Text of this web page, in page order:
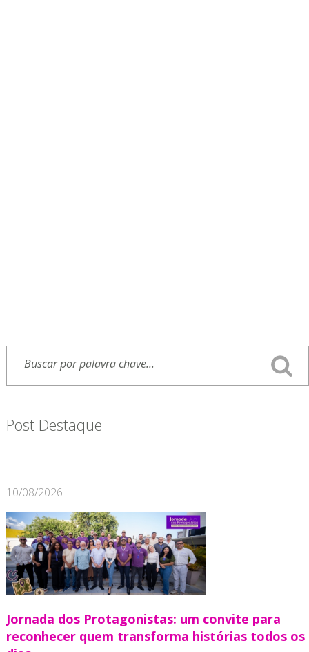
Post Destaque
10/08/2026
Jornada dos Protagonistas: um convite para
reconhecer quem transforma histórias todos os